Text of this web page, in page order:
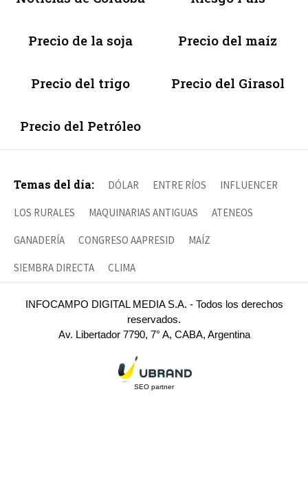
Precio de la soja Precio del maíz
Precio del trigo Precio del Girasol
Precio del Petróleo
Temas del día: DÓLAR ENTRE RÍOS INFLUENCER
LOS RURALES MAQUINARIAS ANTIGUAS ATENEOS
GANADERÍA CONGRESO AAPRESID MAÍZ
SIEMBRA DIRECTA CLIMA
INFOCAMPO DIGITAL MEDIA S.A. - Todos los derechos
reservados.
Av. Libertador 7790, 7° A, CABA, Argentina
SEO partner